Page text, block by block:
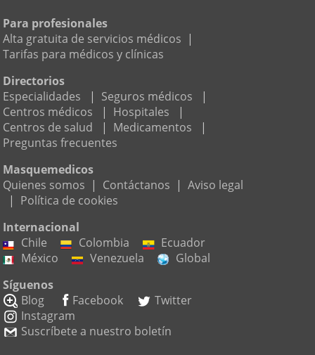
Para profesionales
Alta gratuita de servicios médicos |
Tarifas para médicos y clínicas
Directorios
Especialidades
| Seguros médicos
|
Centros médicos
| Hospitales
|
Centros de salud
| Medicamentos
|
Preguntas frecuentes
Masquemedicos
Quienes somos | Contáctanos | Aviso legal
| Política de cookies
Internacional
Chile
Colombia
Ecuador
México
Venezuela
Global
Síguenos
Blog
Facebook
Twitter
Instagram
Suscríbete a nuestro boletín